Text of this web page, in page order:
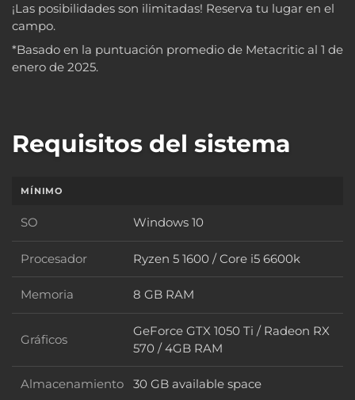
¡Las posibilidades son ilimitadas! Reserva tu lugar en el
campo.
*Basado en la puntuación promedio de Metacritic al 1 de
enero de 2025.
Requisitos del sistema
MÍNIMO
SO SO
Windows 10
Procesador Procesador
Ryzen 5 1600 / Core i5 6600k
Memoria Memoria
8 GB RAM
Gráficos Gráficos
GeForce GTX 1050 Ti / Radeon RX
570 / 4GB RAM
Almacenamiento Almacenamiento
30 GB available space